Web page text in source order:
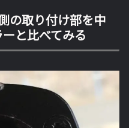
の取り付け部を中
と比べてみる